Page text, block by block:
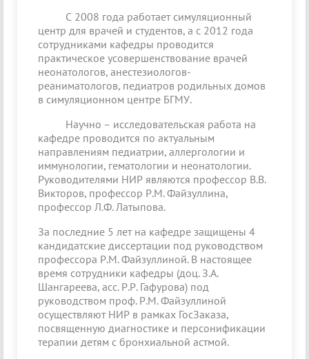
С 2008 года работает симуляционный
центр для врачей и студентов, а с 2012 года
сотрудниками кафедры проводится
практическое усовершенствование врачей
неонатологов, анестезиологов-
реаниматологов, педиатров родильных домов
в симуляционном центре БГМУ.
Научно – исследовательская работа на
кафедре проводится по актуальным
направлениям педиатрии, аллергологии и
иммунологии, гематологии и неонатологии.
Руководителями НИР являются профессор В.В.
Викторов, профессор Р.М. Файзуллина,
профессор Л.Ф. Латыпова.
За последние 5 лет на кафедре защищены 4
кандидатские диссертации под руководством
профессора Р.М. Файзуллиной. В настоящее
время сотрудники кафедры (доц. З.А.
Шангареева, асс. Р.Р. Гафурова) под
руководством проф. Р.М. Файзуллиной
осуществляют НИР в рамках ГосЗаказа,
посвященную диагностике и персонификации
терапии детям с бронхиальной астмой.